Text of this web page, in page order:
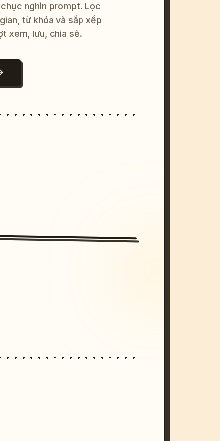
nghìn prompt. Lọc
từ khóa và sắp xếp
xem, lưu, chia sẻ.